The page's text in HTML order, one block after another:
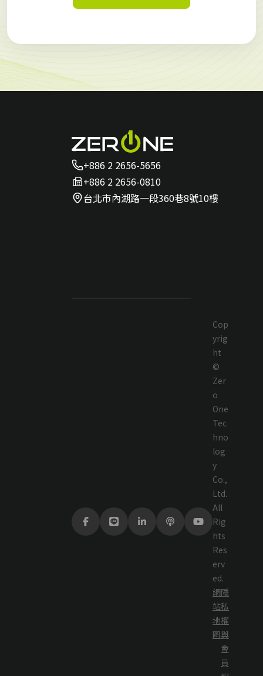
+886 2 2656-5656
+886 2 2656-0810
台北市內湖路一段360巷8號10樓
Cop
yrig
ht
©
Zer
o
One
Tec
hno
log
y
Co.,
Ltd.
All
Rig
hts
Res
erv
ed.
網
站
地
圖
隱
私
權
與
會
員